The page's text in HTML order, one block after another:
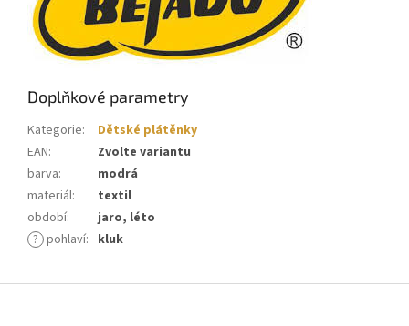
Doplňkové parametry
Kategorie:
Dětské plátěnky
EAN:
Zvolte variantu
barva:
modrá
materiál:
textil
období:
jaro, léto
? pohlaví: kluk